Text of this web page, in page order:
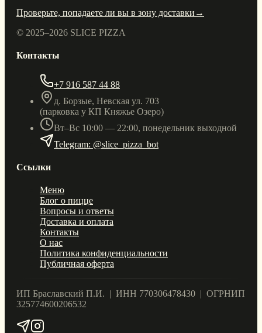
Проверьте, попадаете ли вы в зону доставки →
© 2025–2026 SLICE PIZZA
Контакты
+7 916 587 44 88
д. Борзые, Невская ул. 703
(парковка у КП Княжье Озеро)
Вт–Вс 10:00 — 22:00, понедельник выходной
Telegram: @slice_pizza_bot
Ссылки
Меню
Блог о пицце
Вопросы и ответы
Доставка и оплата
Контакты
О нас
Политика конфиденциальности
Публичная оферта
ИП Браславский П.И. | ИНН 770306478430 | ОГРНИП
325774600206532